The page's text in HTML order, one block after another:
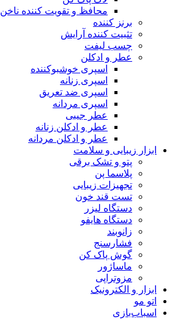
محافظ و تقویت کننده ناخن
برنز کننده
تثبیت کننده آرایش
چسب لیفت
عطر و ادکلن
اسپری خوشبوکننده
اسپری زنانه
اسپری ضد تعریق
اسپری مردانه
عطر جیبی
عطر و ادکلن زنانه
عطر و ادکلن مردانه
ابزار زیبایی و سلامت
پتو و تشک برقی
پلاسما پن
تجهیزات زیبایی
تست قند خون
دستگاه لیزر
دستگاه هایفو
زانوبند
فشارسنج
گوش پاک کن
ماساژور
مزوتراپی
ابزار و الکترونیک
اتو مو
اسباب‌بازی